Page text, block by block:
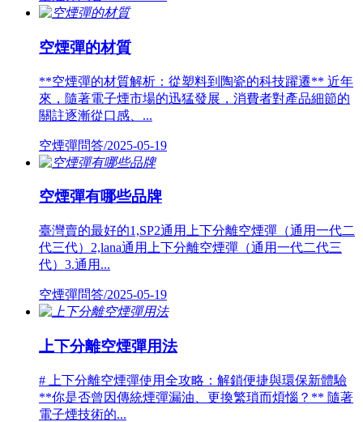
空煙彈的材質
**空煙彈的材質解析：從塑料到陶瓷的科技躍遷** 近年
來，隨著電子煙市場的迅猛發展，消費者對產品細節的
關註逐漸從口感、...
空煙彈問答/2025-05-19
空煙彈有哪些品牌
臺灣賣的最好的1,SP2通用上下分離空煙彈（通用一代二
代三代）2,lana通用上下分離空煙彈（通用一代二代三
代）3.通用...
空煙彈問答/2025-05-19
上下分離空煙彈用法
# 上下分離空煙彈使用全攻略：解鎖便捷與環保新體驗
**你是否曾因傳統煙彈漏油、更換繁瑣而煩惱？** 隨著
電子煙技術的...